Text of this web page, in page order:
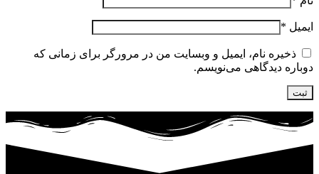
ایمیل *
ذخیره نام، ایمیل و وبسایت من در مرورگر برای زمانی که
دوباره دیدگاهی می‌نویسم.